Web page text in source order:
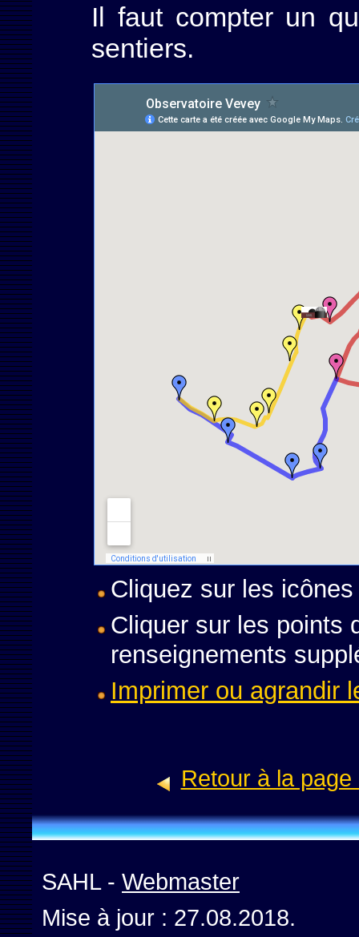
Il faut compter un
sentiers.
Cliquez sur les
Cliquer sur les points
renseignements
Imprimer ou agrandir
Retour à la
SAHL - Webmaster
Mise à jour : 27.08.2018.